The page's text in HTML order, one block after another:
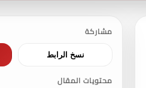
مشاركة
نسخ الرابط
محتويات المقال